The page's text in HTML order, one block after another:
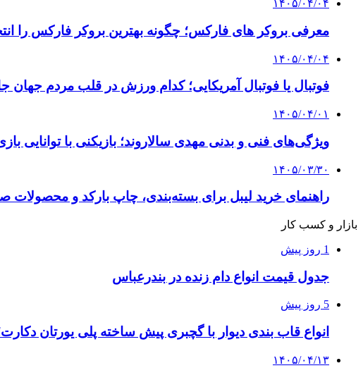
۱۴۰۵/۰۴/۰۴
معرفی بروکر های فارکس؛ چگونه بهترین بروکر فارکس را
۱۴۰۵/۰۴/۰۴
فوتبال یا فوتبال آمریکایی؛ کدام ورزش در قلب مردم جهان
۱۴۰۵/۰۴/۰۱
ویژگی‌های فنی و بدنی مهدی سالاروند؛ بازیکنی با توانایی
۱۴۰۵/۰۳/۳۰
راهنمای خرید لیبل برای بسته‌بندی، چاپ بارکد و محصولات
بازار و کسب کار
1 روز پیش
جدول قیمت انواع دام زنده در بندرعباس
5 روز پیش
انواع قاب بندی دیوار با گچبری پیش ساخته پلی یورتان
۱۴۰۵/۰۴/۱۳